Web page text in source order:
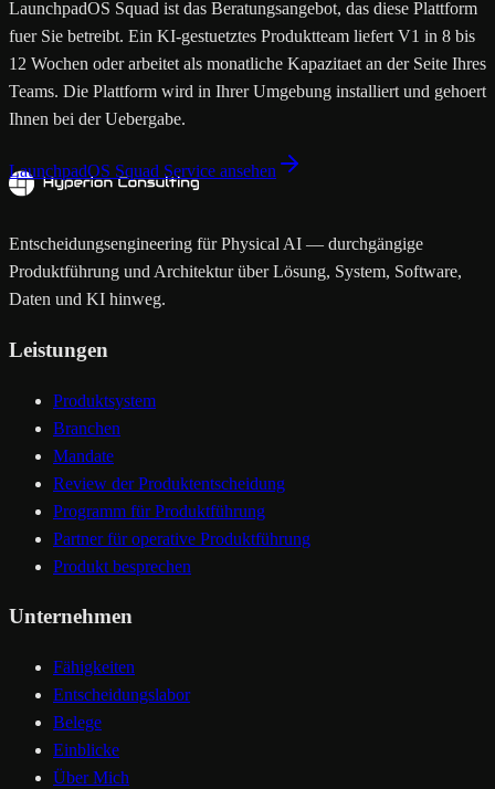
LaunchpadOS Squad ist das Beratungsangebot, das diese Plattform
fuer Sie betreibt. Ein KI-gestuetztes Produktteam liefert V1 in 8 bis
12 Wochen oder arbeitet als monatliche Kapazitaet an der Seite Ihres
Teams. Die Plattform wird in Ihrer Umgebung installiert und gehoert
Ihnen bei der Uebergabe.
LaunchpadOS Squad Service ansehen
Entscheidungsengineering für Physical AI — durchgängige
Produktführung und Architektur über Lösung, System, Software,
Daten und KI hinweg.
Leistungen
Produktsystem
Branchen
Mandate
Review der Produktentscheidung
Programm für Produktführung
Partner für operative Produktführung
Produkt besprechen
Unternehmen
Fähigkeiten
Entscheidungslabor
Belege
Einblicke
Über Mich